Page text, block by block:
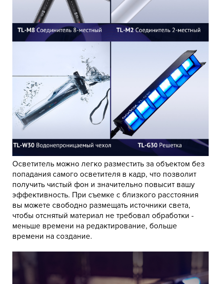
Осветитель можно легко разместить за объектом без
попадания самого осветителя в кадр, что позволит
получить чистый фон и значительно повысит вашу
эффективность. При съемке с близкого расстояния
вы можете свободно размещать источники света,
чтобы отснятый материал не требовал обработки -
меньше времени на редактирование, больше
времени на создание.